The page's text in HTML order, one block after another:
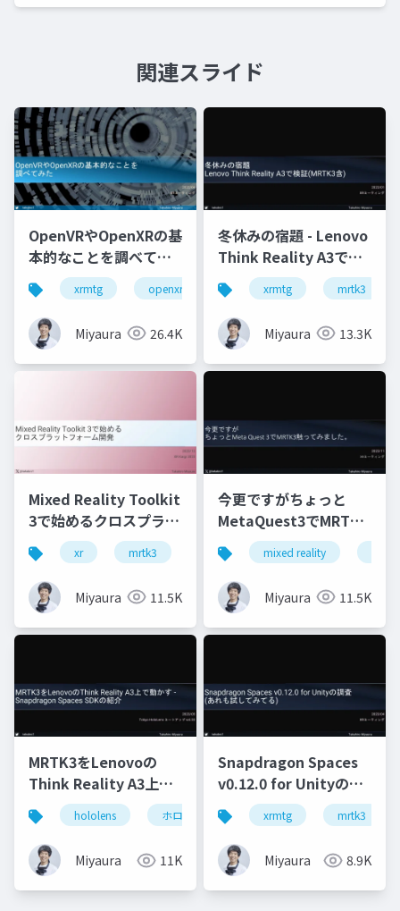
関連スライド
OpenVRやOpenXRの基
本的なことを調べてみ
た
xrmtg openxr openvr hololens
Miyaura 26.4K
冬休みの宿題 - Lenovo
Think Reality A3で検
証(MRTK3含)
xrmtg mrtk3
Miyaura 13.3K
Mixed Reality Toolkit
3で始めるクロスプラッ
トフォーム開発
xr mrtk3 metaquest3 snapdragonspaces
Miyaura 11.5K
今更ですがちょっと
MetaQuest3でMRTK3
触ってみました
mixed reality
Miyaura 11.5K
MRTK3をLenovoの
Think Reality A3上で
動かす - Snapdragon
Spaces SDKの紹介
hololens ホロマジ snapdragonspaces
Miyaura 11K
Snapdragon Spaces
v0.12.0 for Unityの調
査(あれも試してみて
る)
xrmtg mrtk3
Miyaura 8.9K